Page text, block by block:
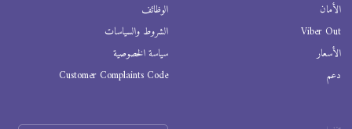
الأمان
Viber Out
الأسعار
دعم
الوظائف
الشروط والسياسات
سياسة الخصوصية
Customer Complaints Code